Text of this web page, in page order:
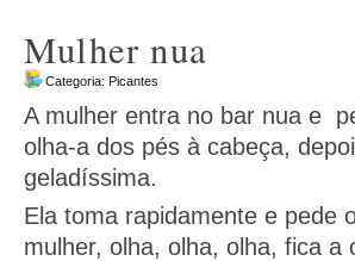
Mulher nua
Categoria: Picantes
A mulher entra no bar nua e
olha-a dos pés à cabeça,
geladíssima.
Ela toma rapidamente e pede
mulher, olha, olha, olha, fica a